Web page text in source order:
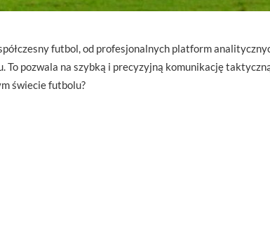
futbol, od profesjonalnych platform
To pozwala na szybką i precyzyjną komunikację
świecie futbolu?